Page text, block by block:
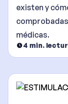
existen y
médicas.
4 min.